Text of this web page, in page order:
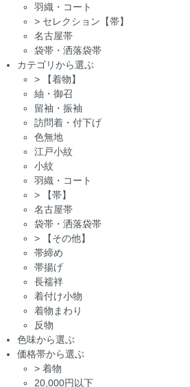
羽織・コート
> セレクション【帯】
名古屋帯
袋帯・洒落袋帯
カテゴリから選ぶ
>
【着物】
紬・御召
留袖・振袖
訪問着・付下げ
色無地
江戸小紋
小紋
羽織・コート
>
【帯】
名古屋帯
袋帯・洒落袋帯
>
【その他】
帯締め
帯揚げ
長襦袢
着付け小物
着物まわり
反物
色味から選ぶ
価格帯から選ぶ
> 着物
20,000円以下